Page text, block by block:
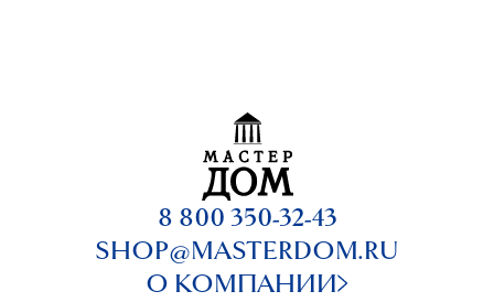
8 800 350-32-43
SHOP@MASTERDOM.RU
О КОМПАНИИ